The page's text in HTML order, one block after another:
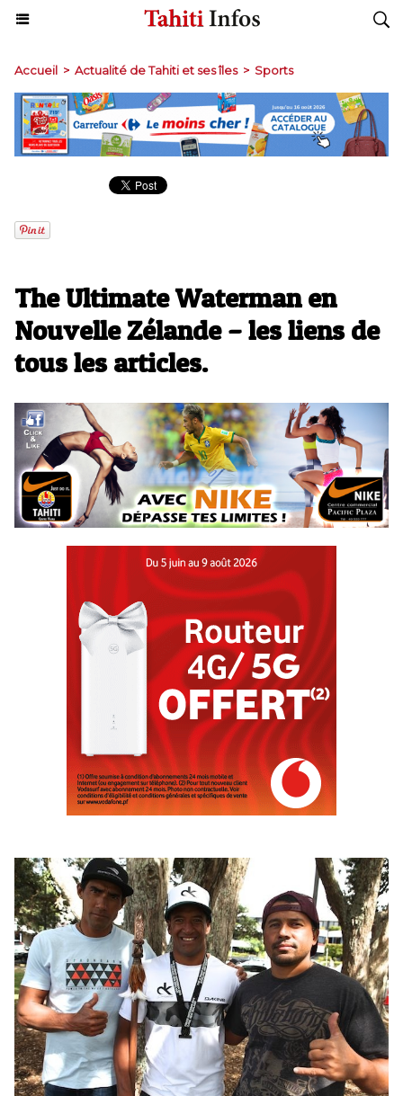
Accueil > Actualité de Tahiti et ses îles > Sports
The Ultimate Waterman en
Nouvelle Zélande – les liens de
tous les articles.